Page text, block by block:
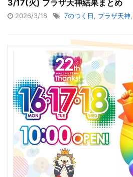
3/17(火) プラザ天神結果まとめ
2026/3/18 7のつく日 プラザ天神